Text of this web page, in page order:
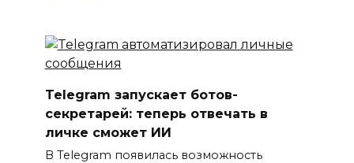
Telegram запускает ботов-
секретарей: теперь отвечать в
личке сможет ИИ
В Telegram появилась возможность